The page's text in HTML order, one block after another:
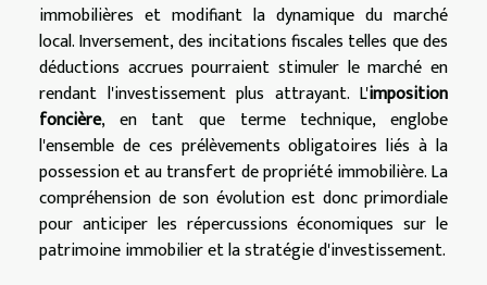
immobilières et modifiant la dynamique du marché
local. Inversement, des incitations fiscales telles que des
déductions accrues pourraient stimuler le marché en
rendant l'investissement plus attrayant. L'imposition
foncière, en tant que terme technique, englobe
l'ensemble de ces prélèvements obligatoires liés à la
possession et au transfert de propriété immobilière. La
compréhension de son évolution est donc primordiale
pour anticiper les répercussions économiques sur le
patrimoine immobilier et la stratégie d'investissement.